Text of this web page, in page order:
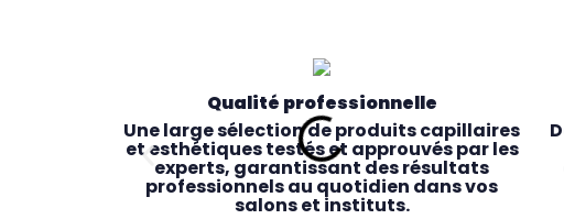
Qualité professionnelle
Une large sélection de produits capillaires
et esthétiques testés et approuvés par les
experts, garantissant des résultats
professionnels au quotidien dans vos
salons et instituts.